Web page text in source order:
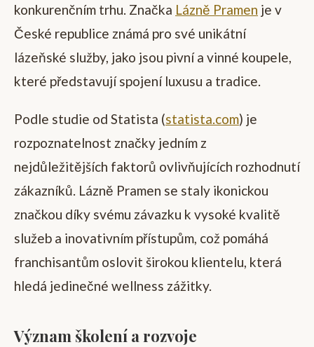
konkurenčním trhu. Značka Lázně Pramen je v
České republice známá pro své unikátní
lázeňské služby, jako jsou pivní a vinné koupele,
které představují spojení luxusu a tradice.
Podle studie od Statista (statista.com) je
rozpoznatelnost značky jedním z
nejdůležitějších faktorů ovlivňujících rozhodnutí
zákazníků. Lázně Pramen se staly ikonickou
značkou díky svému závazku k vysoké kvalitě
služeb a inovativním přístupům, což pomáhá
franchisantům oslovit širokou klientelu, která
hledá jedinečné wellness zážitky.
Význam školení a rozvoje